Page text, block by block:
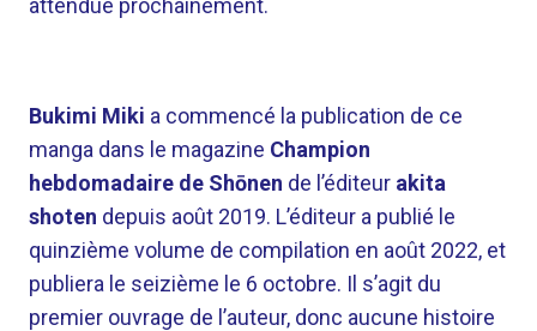
attendue prochainement.
Bukimi Miki a commencé la publication de ce
manga dans le magazine Champion
hebdomadaire de Shōnen de l’éditeur akita
shoten depuis août 2019. L’éditeur a publié le
quinzième volume de compilation en août 2022, et
publiera le seizième le 6 octobre. Il s’agit du
premier ouvrage de l’auteur, donc aucune histoire